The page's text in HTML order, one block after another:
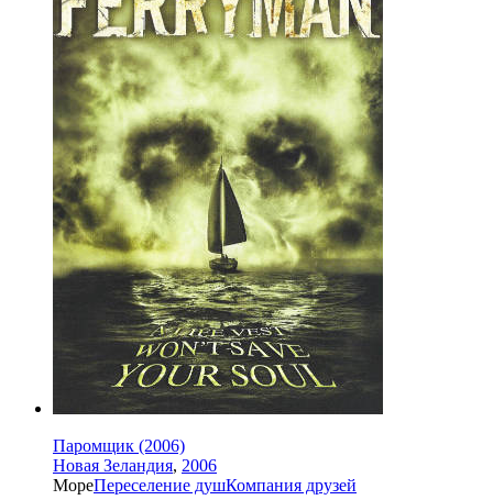
Паромщик (2006)
Новая Зеландия, 2006
МореПереселение душКомпания друзей